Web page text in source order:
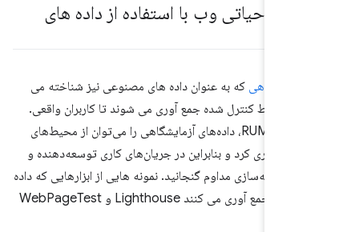
گیری حیاتی وب با استفاده از داده های
که به عنوان داده های مصنوعی نیز شناخته می
یک محیط کنترل شده جمع آوری می شوند تا کاربران واقعی.
برخلاف داده‌های RUM، داده‌های آزمایشگاهی را می‌توان از محیط‌های
جمع‌آوری کرد و بنابراین در جریان‌های کاری توسعه‌دهنده و
یکپارچه‌سازی مداوم گنجانید. نمونه هایی از ابزارهایی که داده
های مصنوعی را جمع آوری می کنند Lighthouse و WebPageTest